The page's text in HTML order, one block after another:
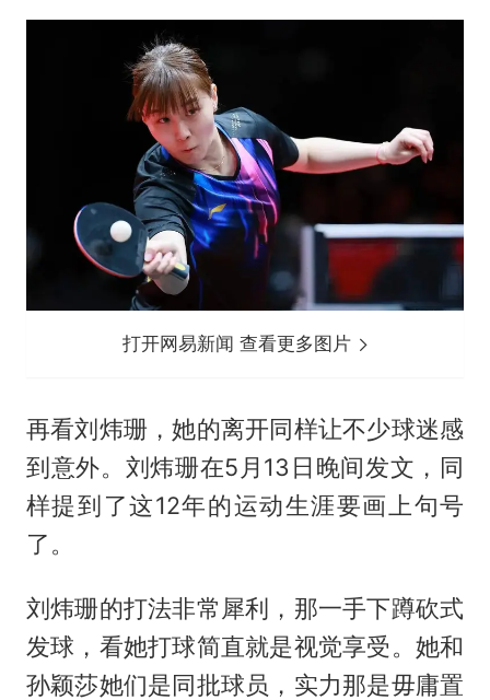
打开网易新闻 查看更多图片
再看刘炜珊，她的离开同样让不少球迷感
到意外。刘炜珊在5月13日晚间发文，同
样提到了这12年的运动生涯要画上句号
了。
刘炜珊的打法非常犀利，那一手下蹲砍式
发球，看她打球简直就是视觉享受。她和
孙颖莎她们是同批球员，实力那是毋庸置